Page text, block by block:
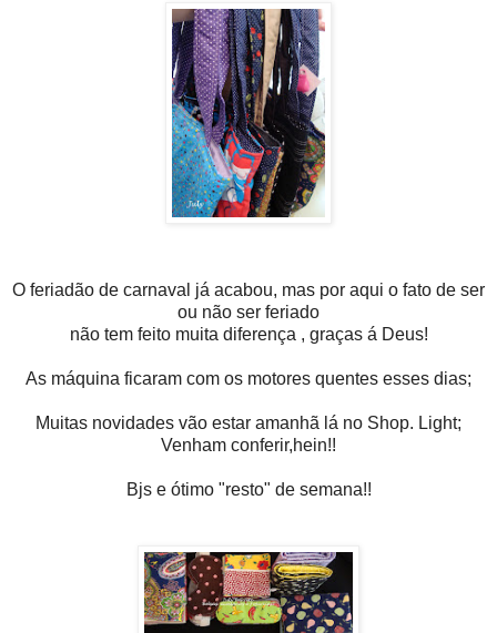
O feriadão de carnaval já acabou, mas por aqui o fato de ser
ou não ser feriado
não tem feito muita diferença , graças á Deus!
As máquina ficaram com os motores quentes esses dias;
Muitas novidades vão estar amanhã lá no Shop. Light;
Venham conferir,hein!!
Bjs e ótimo "resto" de semana!!